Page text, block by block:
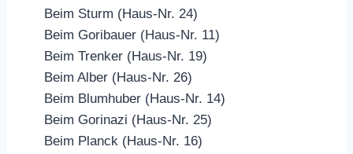
Beim Sturm (Haus-Nr. 24)
Beim Goribauer (Haus-Nr. 11)
Beim Trenker (Haus-Nr. 19)
Beim Alber (Haus-Nr. 26)
Beim Blumhuber (Haus-Nr. 14)
Beim Gorinazi (Haus-Nr. 25)
Beim Planck (Haus-Nr. 16)